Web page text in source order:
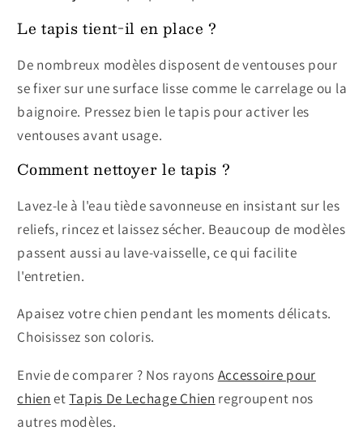
Le tapis tient-il en place ?
De nombreux modèles disposent de ventouses pour
se fixer sur une surface lisse comme le carrelage ou la
baignoire. Pressez bien le tapis pour activer les
ventouses avant usage.
Comment nettoyer le tapis ?
Lavez-le à l'eau tiède savonneuse en insistant sur les
reliefs, rincez et laissez sécher. Beaucoup de modèles
passent aussi au lave-vaisselle, ce qui facilite
l'entretien.
Apaisez votre chien pendant les moments délicats.
Choisissez son coloris.
Envie de comparer ? Nos rayons Accessoire pour
chien etTapis De Lechage Chien regroupent nos
autres modèles.